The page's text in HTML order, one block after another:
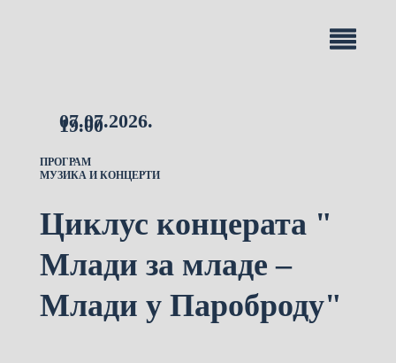
07.07.2026.
19.00
ПРОГРАМ
МУЗИКА И КОНЦЕРТИ
Циклус концерата "
Млади за младе –
Млади у Пароброду"